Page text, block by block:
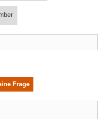
Frage